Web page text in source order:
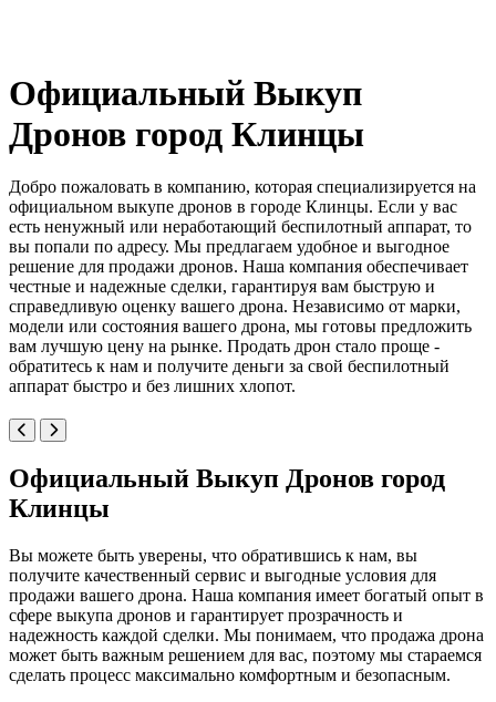
Официальный Выкуп
Дронов город Клинцы
Добро пожаловать в компанию, которая специализируется на
официальном выкупе дронов в городе Клинцы. Если у вас
есть ненужный или неработающий беспилотный аппарат, то
вы попали по адресу. Мы предлагаем удобное и выгодное
решение для продажи дронов. Наша компания обеспечивает
честные и надежные сделки, гарантируя вам быструю и
справедливую оценку вашего дрона. Независимо от марки,
модели или состояния вашего дрона, мы готовы предложить
вам лучшую цену на рынке. Продать дрон стало проще -
обратитесь к нам и получите деньги за свой беспилотный
аппарат быстро и без лишних хлопот.
Официальный Выкуп Дронов город
Клинцы
Вы можете быть уверены, что обратившись к нам, вы
получите качественный сервис и выгодные условия для
продажи вашего дрона. Наша компания имеет богатый опыт в
сфере выкупа дронов и гарантирует прозрачность и
надежность каждой сделки. Мы понимаем, что продажа дрона
может быть важным решением для вас, поэтому мы стараемся
сделать процесс максимально комфортным и безопасным.